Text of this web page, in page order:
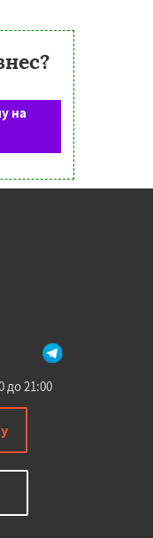
на
до 21:00